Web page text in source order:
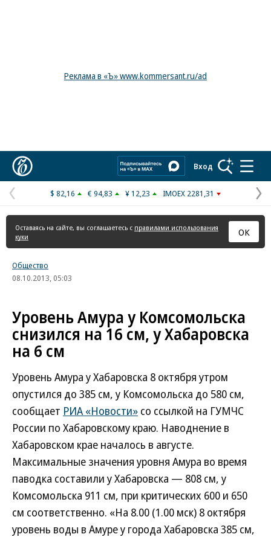
Реклама в «Ъ» www.kommersant.ru/ad
Вход
Предыдущая
страница
$ 82,16 € 94,83 ¥ 12,23 IMOEX 2281,31
Оставаясь на сайте, вы соглашаетесь с правилами использования
куки
ОК
Общество
08.10.2013, 05:03
Уровень Амура у Комсомольска
снизился на 16 см, у Хабаровска
на 6 см
Уровень Амура у Хабаровска 8 октября утром
опустился до 385 см, у Комсомольска до 580 см,
сообщает РИА «Новости» со ссылкой на ГУМЧС
России по Хабаровскому краю. Наводнение в
Хабаровском крае началось в августе.
Максимальные значения уровня Амура во время
паводка составили у Хабаровска — 808 см, у
Комсомольска 911 см, при критических 600 и 650
см соответственно. «На 8.00 (1.00 мск) 8 октября
уровень воды в Амуре у города Хабаровска 385 см,